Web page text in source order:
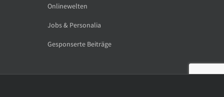
Onlinewelten
Jobs & Personalia
Gesponserte Beiträge